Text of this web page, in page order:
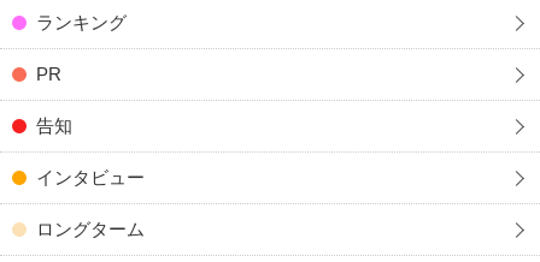
ランキング
PR
告知
インタビュー
ロングターム